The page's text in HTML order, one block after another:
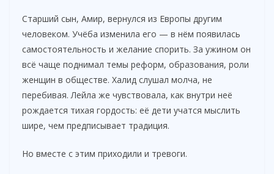
Старший сын, Амир, вернулся из Европы другим
человеком. Учёба изменила его — в нём появилась
самостоятельность и желание спорить. За ужином он
всё чаще поднимал темы реформ, образования, роли
женщин в обществе. Халид слушал молча, не
перебивая. Лейла же чувствовала, как внутри неё
рождается тихая гордость: её дети учатся мыслить
шире, чем предписывает традиция.
Но вместе с этим приходили и тревоги.